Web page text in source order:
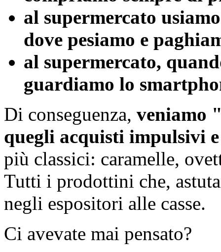
al supermercato
dove pesiamo e
al supermercato,
guardiamo lo
Di conseguenza, veniamo
quegli acquisti impulsivi
più classici: caramelle,
Tutti i prodottini che,
negli espositori alle casse.
Ci avevate mai pensato?